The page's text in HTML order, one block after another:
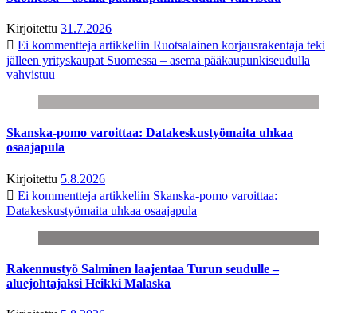
Kirjoitettu 31.7.2026
Ei kommentteja artikkeliin Ruotsalainen korjausrakentaja teki
jälleen yrityskaupat Suomessa – asema pääkaupunkiseudulla
vahvistuu
Skanska-pomo varoittaa: Datakeskustyömaita uhkaa
osaajapula
Kirjoitettu 5.8.2026
Ei kommentteja artikkeliin Skanska-pomo varoittaa:
Datakeskustyömaita uhkaa osaajapula
Rakennustyö Salminen laajentaa Turun seudulle –
aluejohtajaksi Heikki Malaska